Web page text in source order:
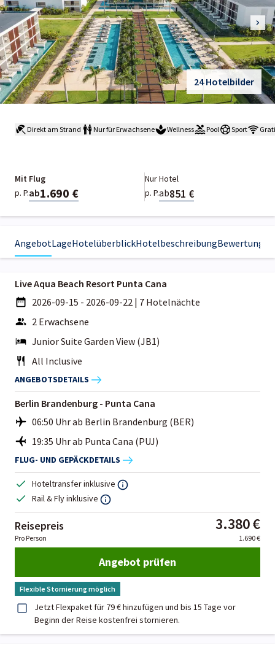
24 Hotelbilder
Direkt am Strand Nur für Erwachsene Wellness Pool Sport
Mit Flug
p. P.ab1.690 €
Nur Hotel
p. P.ab851 €
AngebotLageHotelüberblickHotelbeschreibungBewertungen
Live Aqua Beach Resort Punta Cana
2026-09-15 - 2026-09-22 | 7 Hotelnächte
2 Erwachsene
Junior Suite Garden View (JB1)
All Inclusive
ANGEBOTSDETAILS
Berlin Brandenburg - Punta Cana
06:50 Uhr ab Berlin Brandenburg (BER)
19:35 Uhr ab Punta Cana (PUJ)
FLUG- UND GEPÄCKDETAILS
Hoteltransfer inklusive
Rail & Fly inklusive
Reisepreis 3.380 €
Pro Person 1.690 €
Angebot prüfen
Flexible Stornierung möglich
Jetzt Flexpaket für 79 € hinzufügen und bis 15 Tage vor
Beginn der Reise kostenfrei stornieren.